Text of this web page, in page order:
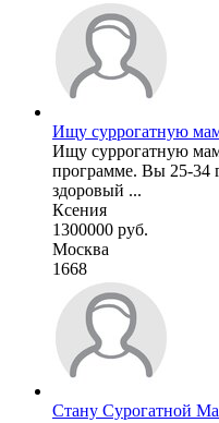
Ищу суррогатную
Ищу суррогатную
программе. Вы 25-34
здоровый ...
Ксения
1300000 руб.
Москва
1668
Стану Сурогатной